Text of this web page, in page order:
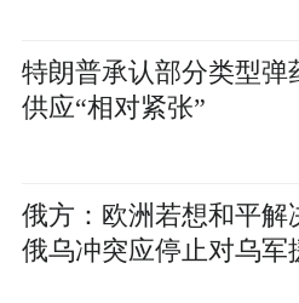
特朗普承认部分类型弹
供应“相对紧张”
俄方：欧洲若想和平解
俄乌冲突应停止对乌军